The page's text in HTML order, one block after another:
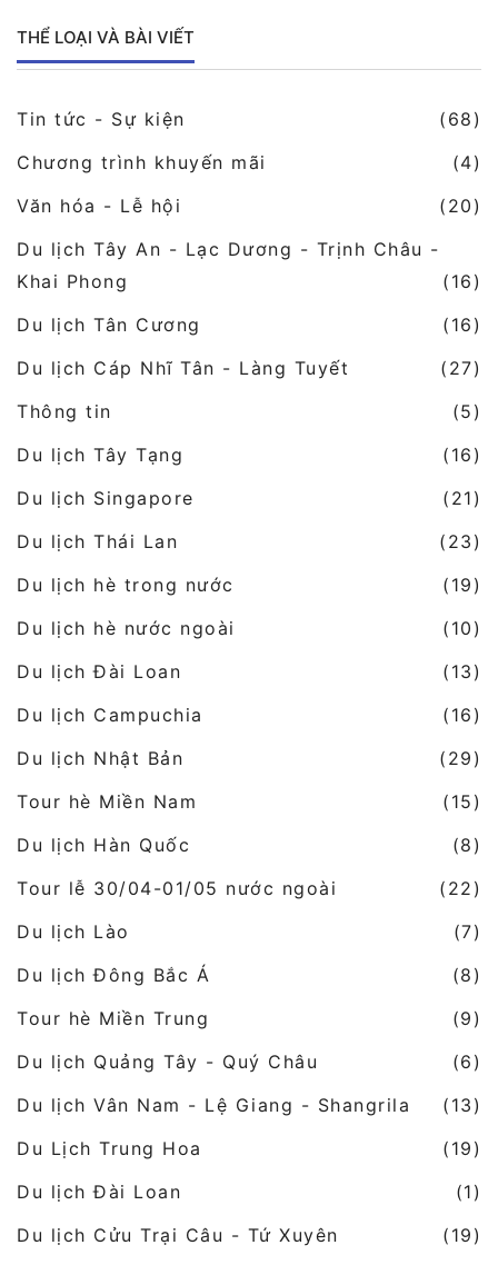
THỂ LOẠI VÀ BÀI VIẾT
Tin tức - Sự kiện
(68)
Chương trình khuyến mãi
(4)
Văn hóa - Lễ hội
(20)
Du lịch Tây An - Lạc Dương - Trịnh Châu -
Khai Phong
(16)
Du lịch Tân Cương
(16)
Du lịch Cáp Nhĩ Tân - Làng Tuyết
(27)
Thông tin
(5)
Du lịch Tây Tạng
(16)
Du lịch Singapore
(21)
Du lịch Thái Lan
(23)
Du lịch hè trong nước
(19)
Du lịch hè nước ngoài
(10)
Du lịch Đài Loan
(13)
Du lịch Campuchia
(16)
Du lịch Nhật Bản
(29)
Tour hè Miền Nam
(15)
Du lịch Hàn Quốc
(8)
Tour lễ 30/04-01/05 nước ngoài
(22)
Du lịch Lào
(7)
Du lịch Đông Bắc Á
(8)
Tour hè Miền Trung
(9)
Du lịch Quảng Tây - Quý Châu
(6)
Du lịch Vân Nam - Lệ Giang - Shangrila
(13)
Du Lịch Trung Hoa
(19)
Du lịch Đài Loan
(1)
Du lịch Cửu Trại Câu - Tứ Xuyên
(19)